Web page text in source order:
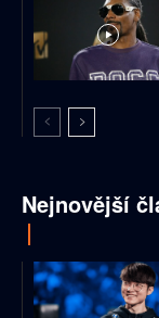
Nejnovější